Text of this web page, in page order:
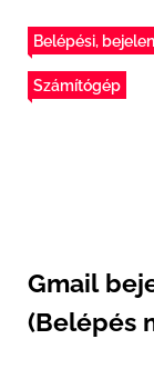
Belépési,
Számítógép
Gmail
(Belépés